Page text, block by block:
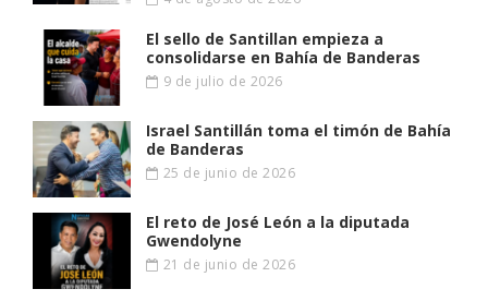
El sello de Santillan empieza a
consolidarse en Bahía de Banderas
9 de julio de 2026
Israel Santillán toma el timón de Bahía
de Banderas
25 de junio de 2026
El reto de José León a la diputada
Gwendolyne
21 de junio de 2026